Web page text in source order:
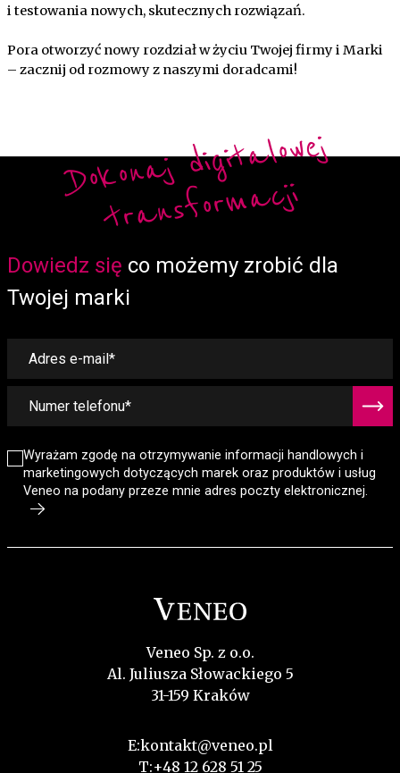
i testowania nowych, skutecznych rozwiązań.
Pora otworzyć nowy rozdział w życiu Twojej firmy i Marki
– zacznij od rozmowy z naszymi doradcami!
Dowiedz się co możemy zrobić dla
Twojej marki
Wyrażam zgodę na otrzymywanie informacji handlowych i
marketingowych dotyczących marek oraz produktów i usług
Veneo na podany przeze mnie adres poczty elektronicznej.
Do
ko
n
aj
di
gi
t
alo
w
ej
t
r
a
ns
fo
r
m
a
cji
Veneo Sp. z o.o.
Al. Juliusza Słowackiego 5
31-159 Kraków
E:kontakt@veneo.pl
T:+48 12 628 51 25